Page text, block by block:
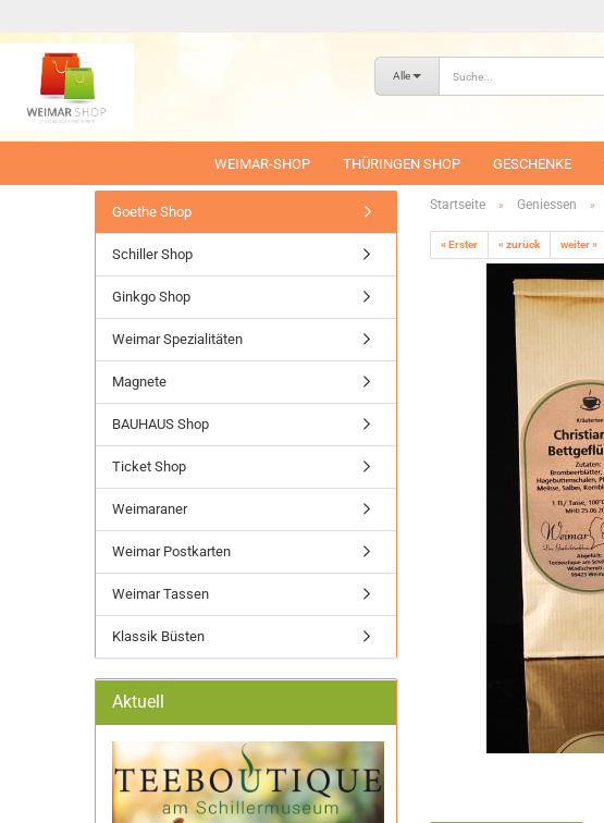
Alle
WEIMAR-SHOP THÜRINGEN SHOP GESCHENKE
Startseite » Geniessen »
« Erster « zurück weiter »
Goethe Shop
Schiller Shop
Ginkgo Shop
Weimar Spezialitäten
Magnete
BAUHAUS Shop
Ticket Shop
Weimaraner
Weimar Postkarten
Weimar Tassen
Klassik Büsten
Aktuell